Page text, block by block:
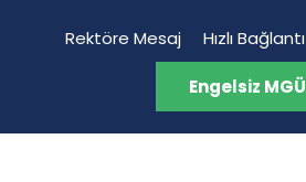
Rektöre Mesaj Hızlı Bağlantı
Engelsiz MGÜ